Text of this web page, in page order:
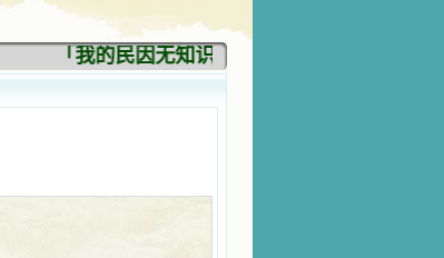
「我的民因无知识而灭亡。你弃掉知识，我也